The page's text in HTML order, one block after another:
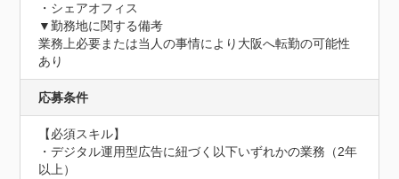
・シェアオフィス
▼勤務地に関する備考
業務上必要または当人の事情により大阪へ転勤の可能性
あり
応募条件
【必須スキル】
・デジタル運用型広告に紐づく以下いずれかの業務（2年
以上）